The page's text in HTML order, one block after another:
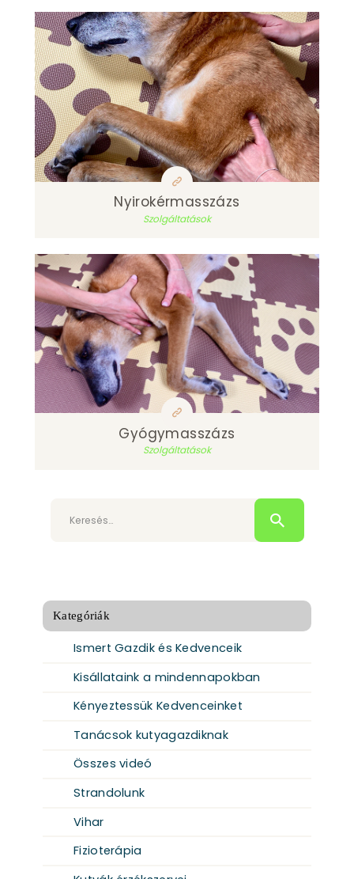
Nyirokérmasszázs
Szolgáltatások
Gyógymasszázs
Szolgáltatások
Kategóriák
Ismert Gazdik és Kedvenceik
Kisállataink a mindennapokban
Kényeztessük Kedvenceinket
Tanácsok kutyagazdiknak
Összes videó
Strandolunk
Vihar
Fizioterápia